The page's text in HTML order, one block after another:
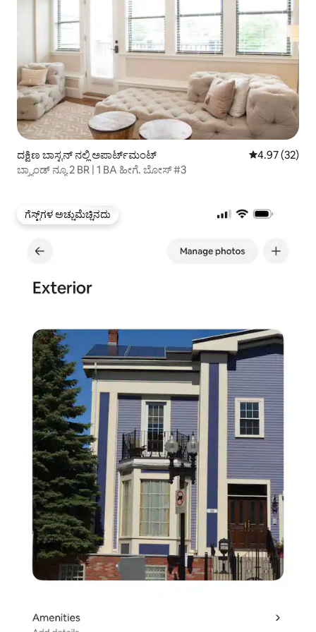
ದಕ್ಷಿಣ ಬಾಸ್ಟನ್ ನಲ್ಲಿ ಅಪಾರ್ಟ್‌ಮಂಟ್ 5 ರಲ್ಲಿ 4.97
4.97 (32)
ಬ್ರ್ಯಾಂಡ್ ನ್ಯೂ 2 BR | 1 BA ಹೀಗೆ. ಬೋಸ್ #3
ಗೆಸ್ಟ್‌ಗಳ ಅಚ್ಚುಮೆಚ್ಚಿನದು
ಗೆಸ್ಟ್‌ಗಳ ಅಚ್ಚುಮೆಚ್ಚಿನದು